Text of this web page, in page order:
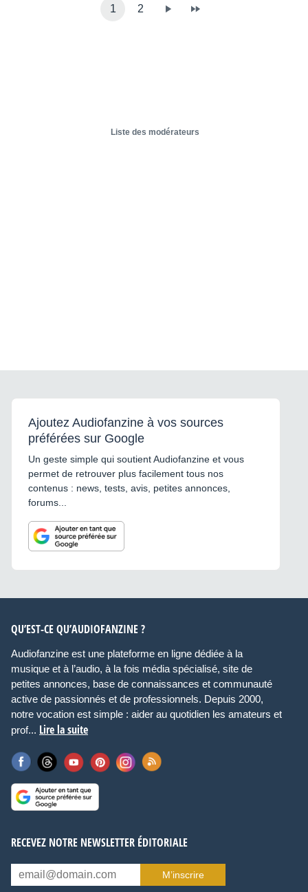
1 2
Liste des modérateurs
Ajoutez Audiofanzine à vos sources
préférées sur Google
Un geste simple qui soutient Audiofanzine et vous
permet de retrouver plus facilement tous nos
contenus : news, tests, avis, petites annonces,
forums...
QU’EST-CE QU’AUDIOFANZINE ?
Audiofanzine est une plateforme en ligne dédiée à la
musique et à l’audio, à la fois média spécialisé, site de
petites annonces, base de connaissances et communauté
active de passionnés et de professionnels. Depuis 2000,
notre vocation est simple : aider au quotidien les amateurs et
prof... Lire la suite
RECEVEZ NOTRE NEWSLETTER ÉDITORIALE
M’inscrire